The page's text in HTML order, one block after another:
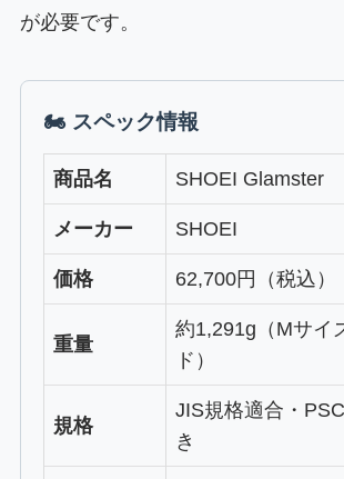
が必要です。
🏍 スペック情報
商品名 SHOEI Glamster
メーカー SHOEI
価格 62,700円（税込）
重量
約1,291g（Mサイ
ド）
規格
JIS規格適合・
き